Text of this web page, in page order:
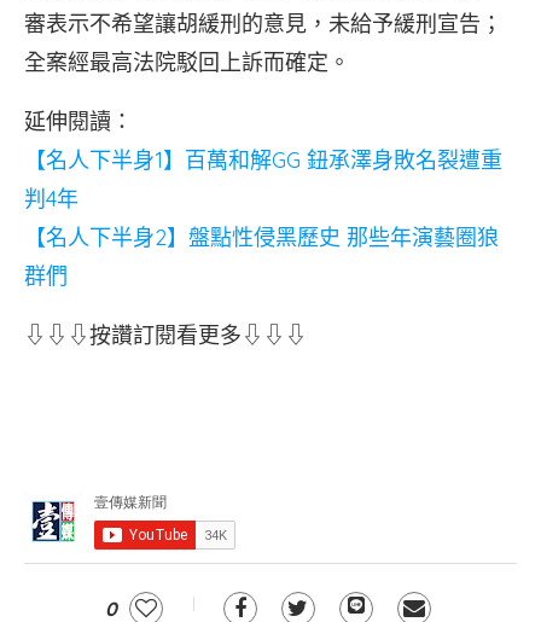
審表示不希望讓胡緩刑的意見，未給予緩刑宣告；
全案經最高法院駁回上訴而確定。
延伸閱讀：
【名人下半身1】百萬和解GG 鈕承澤身敗名裂遭重
判4年
【名人下半身2】盤點性侵黑歷史 那些年演藝圈狼
群們
⇩⇩⇩按讚訂閱看更多⇩⇩⇩
0